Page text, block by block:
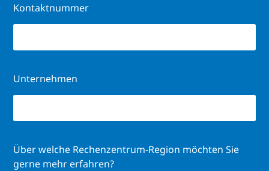
Kontaktnummer
Unternehmen
Über welche Rechenzentrum-Region möchten Sie
gerne mehr erfahren?